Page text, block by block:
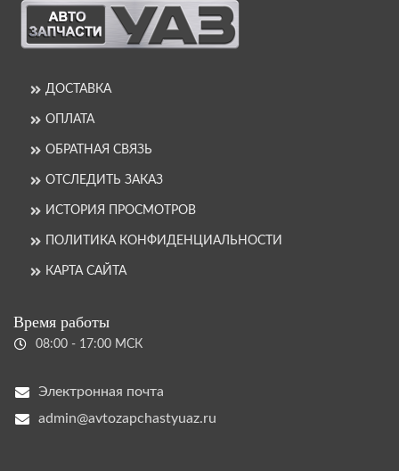
ДОСТАВКА
ОПЛАТА
ОБРАТНАЯ СВЯЗЬ
ОТСЛЕДИТЬ ЗАКАЗ
ИСТОРИЯ ПРОСМОТРОВ
ПОЛИТИКА КОНФИДЕНЦИАЛЬНОСТИ
КАРТА САЙТА
Время работы
08:00 - 17:00 МСК
Электронная почта
admin@avtozapchastyuaz.ru